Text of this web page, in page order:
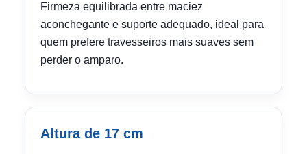
Firmeza equilibrada entre maciez
aconchegante e suporte adequado, ideal para
quem prefere travesseiros mais suaves sem
perder o amparo.
Altura de 17 cm